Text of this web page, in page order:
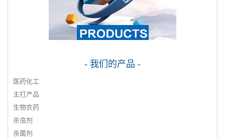
- 我们的产品 -
医药化工
主打产品
生物农药
杀虫剂
杀菌剂